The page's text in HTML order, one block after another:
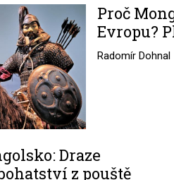
Proč
Evropu?
Radomír Dohnal
Draze
z pouště